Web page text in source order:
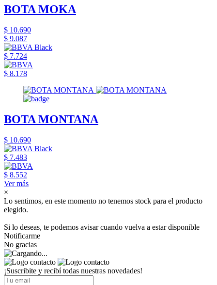
BOTA MOKA
$ 10.690
$ 9.087
$ 7.724
$ 8.178
BOTA MONTANA
$ 10.690
$ 7.483
$ 8.552
Ver más
×
Lo sentimos, en este momento no tenemos stock para el producto
elegido.
Si lo deseas, te podemos avisar cuando vuelva a estar disponible
Notificarme
No gracias
¡Suscribite y recibí todas nuestras novedades!